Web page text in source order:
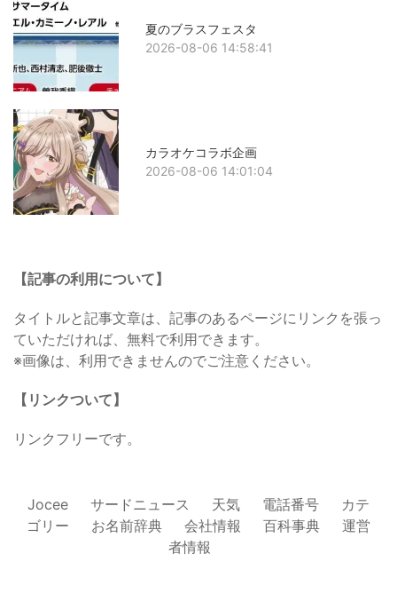
夏のブラスフェスタ
2026-08-06 14:58:41
カラオケコラボ企画
2026-08-06 14:01:04
【記事の利用について】
タイトルと記事文章は、記事のあるページにリンクを張っ
ていただければ、無料で利用できます。
※画像は、利用できませんのでご注意ください。
【リンクついて】
リンクフリーです。
Jocee サードニュース 天気 電話番号
カテ
ゴリー
お名前辞典 会社情報 百科事典
運営
者情報